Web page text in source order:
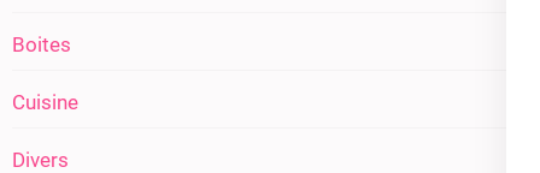
Boites
Cuisine
Divers